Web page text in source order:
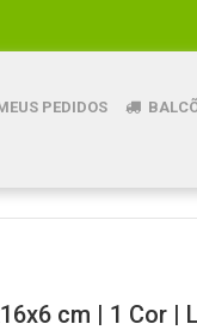
PEDIDOS
cm | 1 Cor |